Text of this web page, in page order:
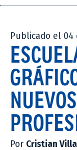
Publicado el 04
NUEVOS
Por Cristian